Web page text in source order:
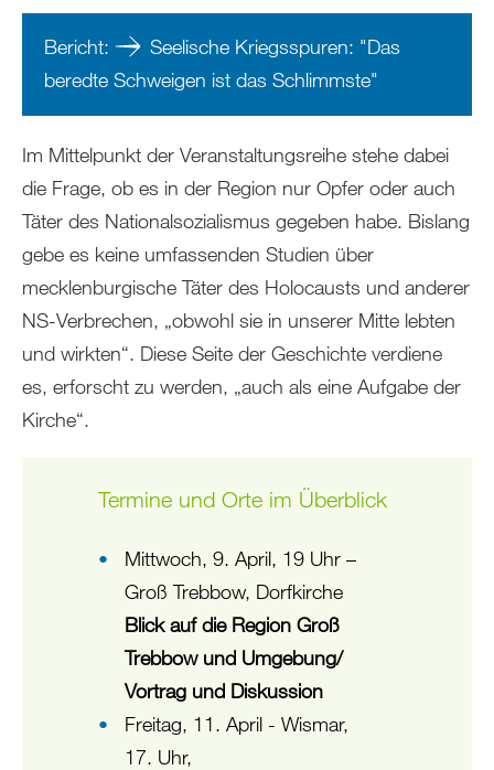
Bericht:
Seelische Kriegsspuren: "Das
beredte Schweigen ist das Schlimmste"
Im Mittelpunkt der Veranstaltungsreihe stehe dabei
die Frage, ob es in der Region nur Opfer oder auch
Täter des Nationalsozialismus gegeben habe. Bislang
gebe es keine umfassenden Studien über
mecklenburgische Täter des Holocausts und anderer
NS-Verbrechen, „obwohl sie in unserer Mitte lebten
und wirkten“. Diese Seite der Geschichte verdiene
es, erforscht zu werden, „auch als eine Aufgabe der
Kirche“.
Termine und Orte im Überblick
Mittwoch, 9. April, 19 Uhr –
Groß Trebbow, Dorfkirche
Blick auf die Region Groß
Trebbow und Umgebung/
Vortrag und Diskussion
Freitag, 11. April - Wismar,
17. Uhr,